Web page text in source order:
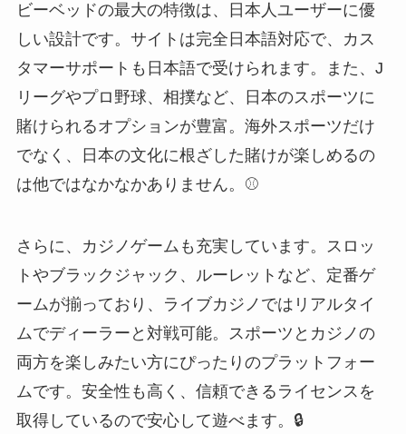
ビーベッドの最大の特徴は、日本人ユーザーに優
しい設計です。サイトは完全日本語対応で、カス
タマーサポートも日本語で受けられます。また、J
リーグやプロ野球、相撲など、日本のスポーツに
賭けられるオプションが豊富。海外スポーツだけ
でなく、日本の文化に根ざした賭けが楽しめるの
は他ではなかなかありません。⚾
さらに、カジノゲームも充実しています。スロッ
トやブラックジャック、ルーレットなど、定番ゲ
ームが揃っており、ライブカジノではリアルタイ
ムでディーラーと対戦可能。スポーツとカジノの
両方を楽しみたい方にぴったりのプラットフォー
ムです。安全性も高く、信頼できるライセンスを
取得しているので安心して遊べます。🔒